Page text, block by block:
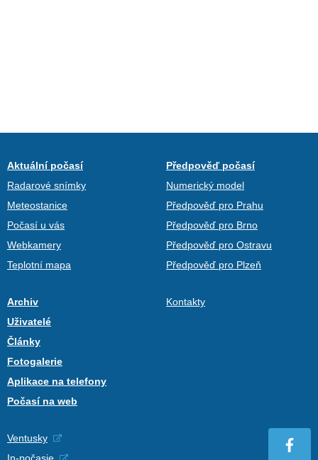
Aktuální počasí
Radarové snímky
Meteostanice
Počasí u vás
Webkamery
Teplotní mapa
Předpověď počasí
Numerický model
Předpověď pro Prahu
Předpověď pro Brno
Předpověď pro Ostravu
Předpověď pro Plzeň
Archiv
Uživatelé
Články
Fotogalerie
Aplikace na telefony
Počasí na web
Kontakty
Ventusky